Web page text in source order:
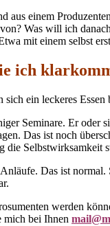
aus einem
Was will ich
mit einem selbst
ich
ein leckeres
Seminare. Er oder
Das ist noch
Selbstwirksamkeit
Das ist
werden
mich bei Ihnen